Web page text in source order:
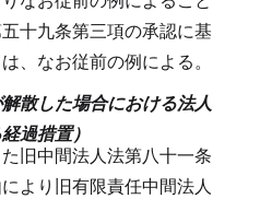
十九条第三項の承認に基
、なお従前の例による。
散した場合における法人
過措置）
旧中間法人法第八十一条
より旧有限責任中間法人